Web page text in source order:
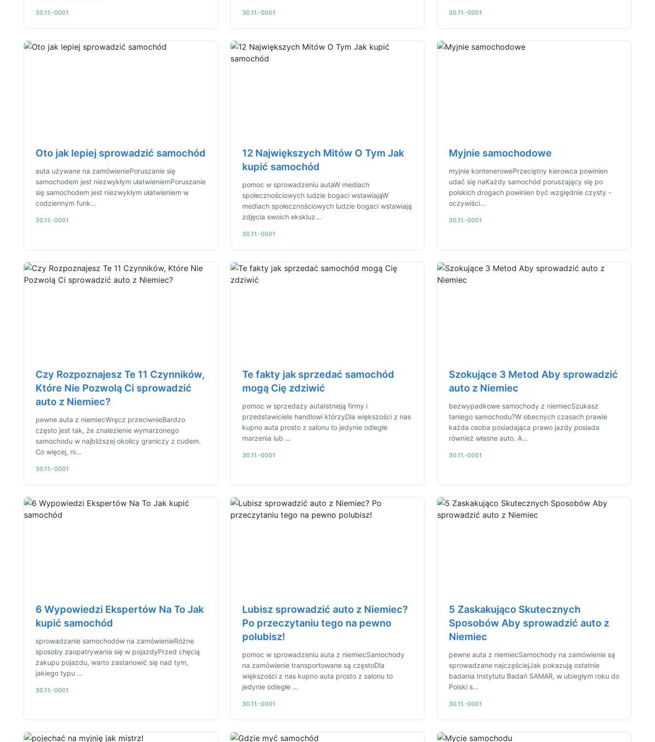
30.11.-0001 30.11.-0001 30.11.-0001
Oto jak lepiej sprowadzić samochód
auta używane na zamówieniePoruszanie się
samochodem jest niezwykłym ułatwieniemPoruszanie
się samochodem jest niezwykłym ułatwieniem w
codziennym funk...
30.11.-0001
12 Największych Mitów O Tym Jak
kupić samochód
pomoc w sprowadzeniu autaW mediach
społecznościowych ludzie bogaci wstawiająW
mediach społecznościowych ludzie bogaci wstawiają
zdjęcia swoich ekskluz...
30.11.-0001
Myjnie samochodowe
myjnie kontenerowePrzeciętny kierowca powinien
udać się naKażdy samochód poruszający się po
polskich drogach powinien być względnie czysty -
oczywiści...
30.11.-0001
Czy Rozpoznajesz Te 11 Czynników,
Które Nie Pozwolą Ci sprowadzić
auto z Niemiec?
pewne auta z niemiecWręcz przeciwnieBardzo
często jest tak, że znalezienie wymarzonego
samochodu w najbliższej okolicy graniczy z cudem.
Co więcej, ni...
30.11.-0001
Te fakty jak sprzedać samochód
mogą Cię zdziwić
pomoc w sprzedaży autaIstnieją firmy i
przedstawiciele handlowi którzyDla większości z nas
kupno auta prosto z salonu to jedynie odległe
marzenia lub ...
30.11.-0001
Szokujące 3 Metod Aby sprowadzić
auto z Niemiec
bezwypadkowe samochody z niemiecSzukasz
taniego samochodu?W obecnych czasach prawie
każda osoba posiadająca prawo jazdy posiada
również własne auto. A...
30.11.-0001
6 Wypowiedzi Ekspertów Na To Jak
kupić samochód
sprowadzanie samochodów na zamówienieRóżne
sposoby zaopatrywania się w pojazdyPrzed chęcią
zakupu pojazdu, warto zastanowić się nad tym,
jakiego typu ...
30.11.-0001
Lubisz sprowadzić auto z Niemiec?
Po przeczytaniu tego na pewno
polubisz!
pomoc w sprowadzeniu auta z niemiecSamochody
na zamówienie transportowane są częstoDla
większości z nas kupno auta prosto z salonu to
jedynie odległe ...
30.11.-0001
5 Zaskakująco Skutecznych
Sposobów Aby sprowadzić auto z
Niemiec
pewne auta z niemiecSamochody na zamówienie są
sprowadzane najczęściejJak pokazują ostatnie
badania Instytutu Badań SAMAR, w ubiegłym roku do
Polski s...
30.11.-0001